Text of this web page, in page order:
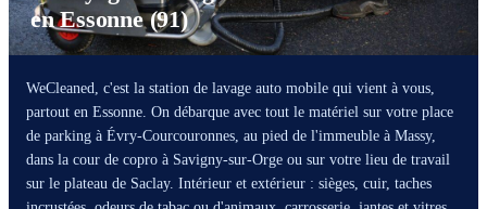
en Essonne (91)
WeCleaned, c'est la station de lavage auto mobile qui vient à vous,
partout en Essonne. On débarque avec tout le matériel sur votre place
de parking à Évry-Courcouronnes, au pied de l'immeuble à Massy,
dans la cour de copro à Savigny-sur-Orge ou sur votre lieu de travail
sur le plateau de Saclay. Intérieur et extérieur : sièges, cuir, taches